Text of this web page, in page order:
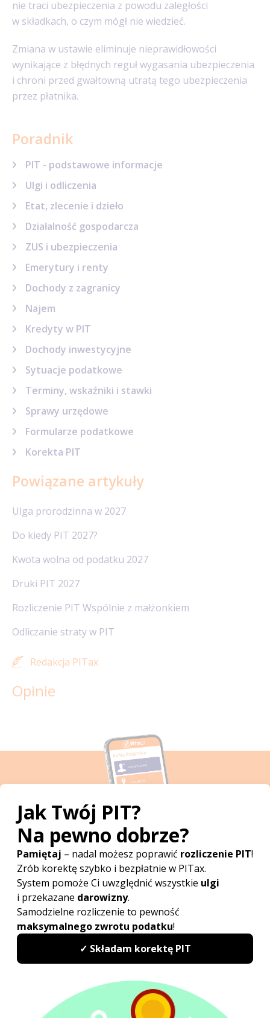
nie traci ubezpieczenia z powodu zaległości
w składkach, o czym mógł nie wiedzieć.
Zmiana w ustawie eliminuje nieprawidłowości
wynikające z błędnych reguł wygasania ubezpieczenia
i chroni przed gwałtowną utratą tego ubezpieczenia
przez płatnika.
Poradnik
PIT - podstawowe informacje
Ulgi i odliczenia
Etat, zlecenie i dzieło
Działalność gospodarcza
ZUS i ubezpieczenia
Emerytury i renty
Dochody z zagranicy
Najem
Kredyty w PIT
Dochody inwestycyjne
Sytuacje podatkowe
Terminy, wskaźniki i stawki
Sprawy urzędowe
Formularze podatkowe
Korekta PIT
Powiązane artykuły
Ulga prorodzinna w 2027
Do kiedy PIT 2027?
Kwota wolna od podatku 2027
Druki PIT 2027
Rozliczenie PIT Wspólnie z małżonkiem
Odliczanie straty w PIT
Redakcja PITax
Opinie
Sprawdź najwyżej oceniany
w Polsce program do rozliczeń
PIT
PITax Twoje rozliczenie PIT to wygodny, szybki
i darmowy sposób na Twoje PITy.